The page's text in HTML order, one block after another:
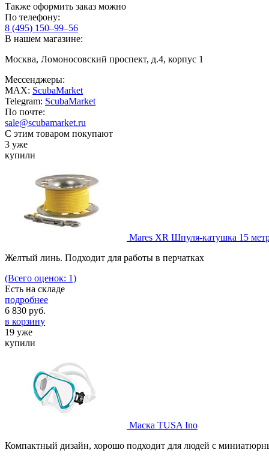
Также оформить заказ можно
По телефону:
8 (495) 150–99–56
В нашем магазине:
Москва, Ломоносовский проспект, д.4, корпус 1
Мессенджеры:
MAX: ScubaMarket
Telegram: ScubaMarket
По почте:
sale@scubamarket.ru
С этим товаром покупают
3 уже
купили
Mares XR Шпуля-катушка 15
Желтый линь. Подходит для работы в перчатках
(Всего оценок: 1)
Есть на складе
подробнее
6 830 руб.
в корзину
19 уже
купили
Маска TUSA Ino
Компактный дизайн, хорошо подходит для людей с